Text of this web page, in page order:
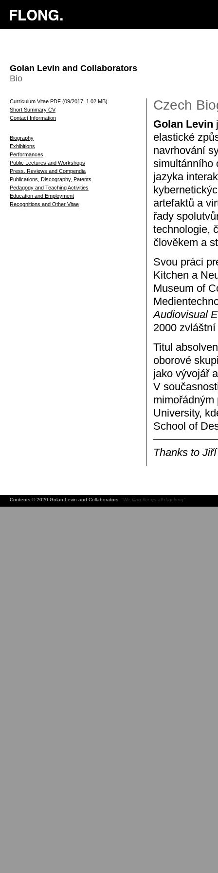
Golan Levin and Collaborators
Bio
Curriculum Vitae PDF (09/2017, 1.02 MB)
Short Summary CV
Contact Information
Biography
Exhibitions
Performances
Public Lectures and Workshops
Press, Reviews and Compendia
Publications, Discography, Patents
Pedagogy and Teaching Activities
Education and Employment
Recognitions and Other Vitae
Czech
Golan Levin
elastické
navrhování
simultánního
jazyka
artefaktů a
řady
technologie,
člověkem a
Svou práci
Kitchen a
Museum of
Audiovisual
2000
Titul
oborové
jako vývojář
V
University,
School of
Thanks to
Contents © 2020 Golan Levin and Collaborators. "We fling flongs all day long"